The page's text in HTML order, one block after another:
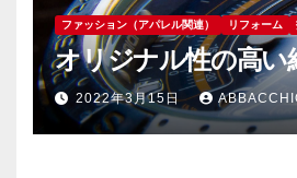
ファッション（アパレル関連） リフォーム
オリジナル性の高い
2022年3月15日